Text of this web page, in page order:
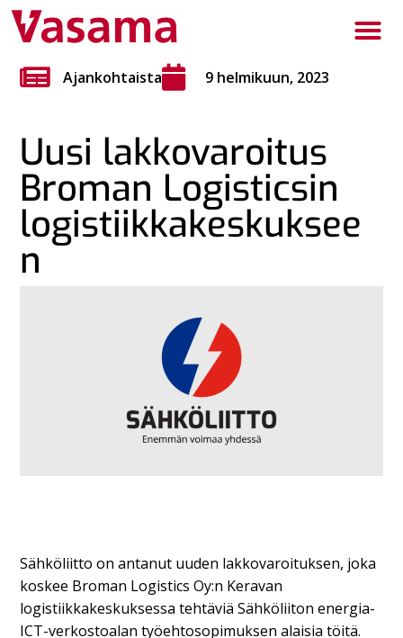
Ajankohtaista 9 helmikuun, 2023
Uusi lakkovaroitus
Broman Logisticsin
logistiikkakeskuksee
n
Sähköliitto on antanut uuden lakkovaroituksen, joka
koskee Broman Logistics Oy:n Keravan
logistiikkakeskuksessa tehtäviä Sähköliiton energia-
ICT-verkostoalan työehtosopimuksen alaisia töitä.